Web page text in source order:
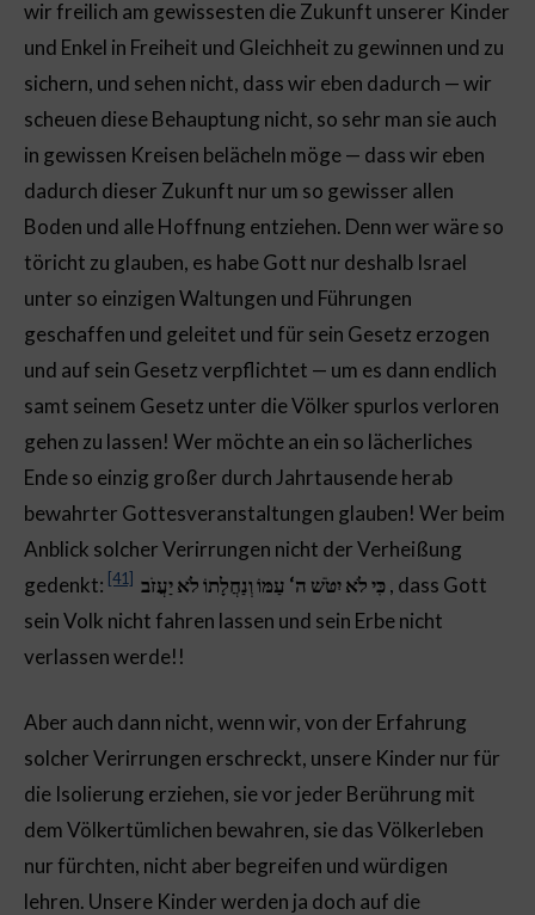
wir freilich am gewissesten die Zukunft unserer Kinder
und Enkel in Freiheit und Gleichheit zu gewinnen und zu
sichern, und sehen nicht, dass wir eben dadurch — wir
scheuen diese Behauptung nicht, so sehr man sie auch
in gewissen Kreisen belächeln möge — dass wir eben
dadurch dieser Zukunft nur um so gewisser allen
Boden und alle Hoffnung entziehen. Denn wer wäre so
töricht zu glauben, es habe Gott nur deshalb Israel
unter so einzigen Waltungen und Führungen
geschaffen und geleitet und für sein Gesetz erzogen
und auf sein Gesetz verpflichtet — um es dann endlich
samt seinem Gesetz unter die Völker spurlos verloren
gehen zu lassen! Wer möchte an ein so lächerliches
Ende so einzig großer durch Jahrtausende herab
bewahrter Gottesveranstaltungen glauben! Wer beim
Anblick solcher Verirrungen nicht der Verheißung
gedenkt: [41] כִּי לֹא יִטֹּשׁ ה‘ עַמּוֹ וְנַחֲלָתוֹ לֹא יַעֲזֹב, dass Gott
sein Volk nicht fahren lassen und sein Erbe nicht
verlassen werde!!
Aber auch dann nicht, wenn wir, von der Erfahrung
solcher Verirrungen erschreckt, unsere Kinder nur für
die Isolierung erziehen, sie vor jeder Berührung mit
dem Völkertümlichen bewahren, sie das Völkerleben
nur fürchten, nicht aber begreifen und würdigen
lehren. Unsere Kinder werden ja doch auf die